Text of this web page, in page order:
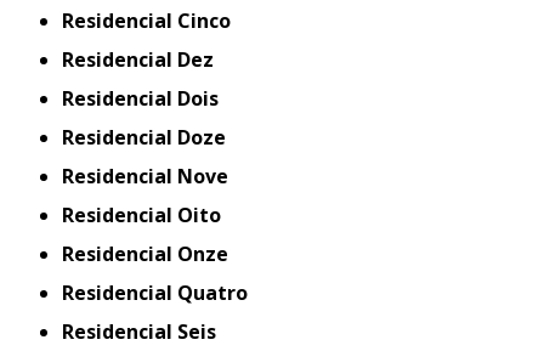
Residencial Cinco
Residencial Dez
Residencial Dois
Residencial Doze
Residencial Nove
Residencial Oito
Residencial Onze
Residencial Quatro
Residencial Seis